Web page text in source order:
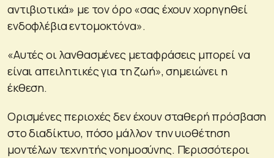
αντιβιοτικά» με τον όρο «σας έχουν χορηγηθεί
ενδοφλέβια εντομοκτόνα».
«Αυτές οι λανθασμένες μεταφράσεις μπορεί να
είναι απειλητικές για τη ζωή», σημειώνει η
έκθεση.
Ορισμένες περιοχές δεν έχουν σταθερή πρόσβαση
στο διαδίκτυο, πόσο μάλλον την υιοθέτηση
μοντέλων τεχνητής νοημοσύνης. Περισσότεροι